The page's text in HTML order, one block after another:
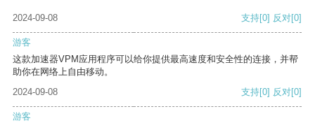
2024-09-08 支持[0] 反对[0]
游客
这款加速器VPM应用程序可以给你提供最高速度和安全性的连接，并帮
助你在网络上自由移动。
2024-09-08
支持[0] 反对[0]
游客